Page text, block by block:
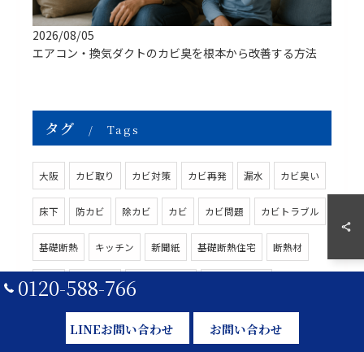
2026/08/05
エアコン・換気ダクトのカビ臭を根本から改善する方法
タグ Tags
大阪 カビ取り カビ対策 カビ再発 漏水 カビ臭い
床下 防カビ 除カビ カビ カビ問題 カビトラブル
基礎断熱 キッチン 新聞紙 基礎断熱住宅 断熱材
結露 カビ掃除 ゴムパッキン
0120-588-766
LINEお問い合わせ お問い合わせ